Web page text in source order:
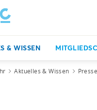
& WISSEN
Aktuelles & Wissen